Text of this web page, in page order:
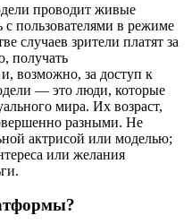
проводит живые
с пользователями в режиме
случаев зрители платят за
получать
возможно, за доступ к
— это люди, которые
мира. Их возраст,
разными. Не
актрисой или моделью;
или желания